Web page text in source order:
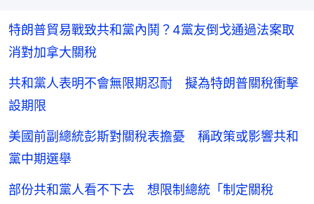
特朗普貿易戰致共和黨內鬨？4黨友倒戈通過法案取
消對加拿大關稅
共和黨人表明不會無限期忍耐 擬為特朗普關稅衝擊
設期限
美國前副總統彭斯對關稅表擔憂 稱政策或影響共和
黨中期選舉
部份共和黨人看不下去 想限制總統「制定關稅